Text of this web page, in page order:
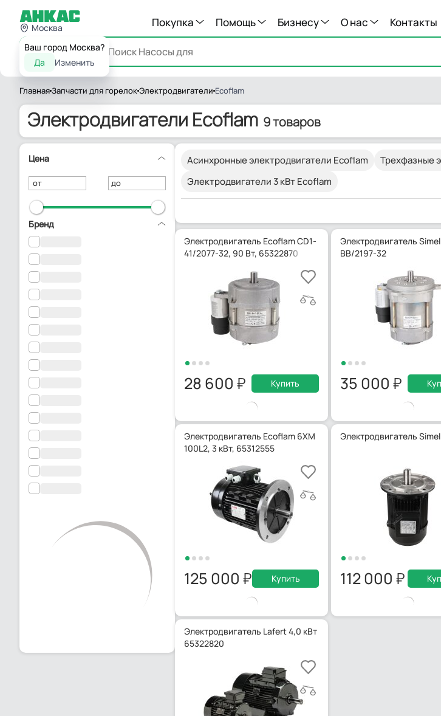
Москва
Ваш город Москва?
Да
Изменить
Покупка Помощь Бизнесу О нас Контакты
Каталог
ГлавнаяЗапчасти для горелокЭлектродвигатели Ecoflam
Электродвигатели Ecoflam 9 товаров
Цена
от до
Бренд
Асинхронные электродвигатели Ecoflam Трехфазные
Электродвигатели 3 кВт Ecoflam
Электродвигатель Ecoflam CD1-
41/2077-32, 90 Вт, 65322870
28 600 Купить
Электродвигатель
BB/2197-32
35 000
Электродвигатель Ecoflam 6XM
100L2, 3 кВт, 65312555
125 000 Купить
Электродвигатель
112 000
Электродвигатель Lafert 4,0 кВт
65322820